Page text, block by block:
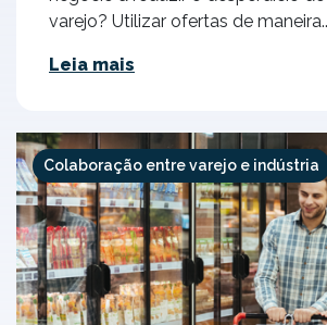
varejo? Utilizar ofertas de
Leia mais
Colaboração entre varejo e indústria